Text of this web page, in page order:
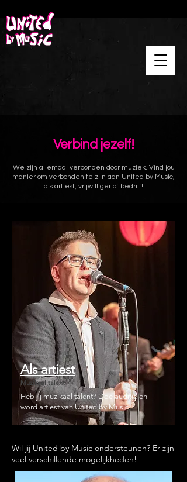
Verbind jezelf!
We zijn allemaal verbonden door muziek. Vind jou
manier om verbonden te zijn aan United by Music;
als artiest, vrijwilliger of bedrijf!
Heb jij muzikaal talent? En wil jij graag jouw
talent ontwikkelen? Word artiest!
Lees meer
Als artiest
Muzikaal talent
Heb jij muzikaal talent? Doe auditie en
word artiest van United by Music!
Wil jij United by Music ondersteunen? Er zijn
veel verschillende mogelijkheden!